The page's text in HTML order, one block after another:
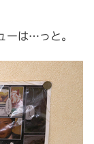
ーは…っと。